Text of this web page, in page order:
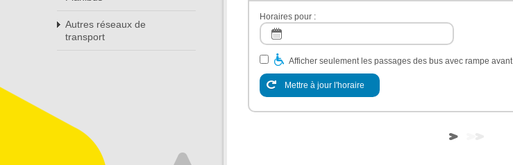
Autres réseaux de
transport
Horaires pour :
Afficher seulement les passages des bus avec rampe avant
Mettre à jour l'horaire